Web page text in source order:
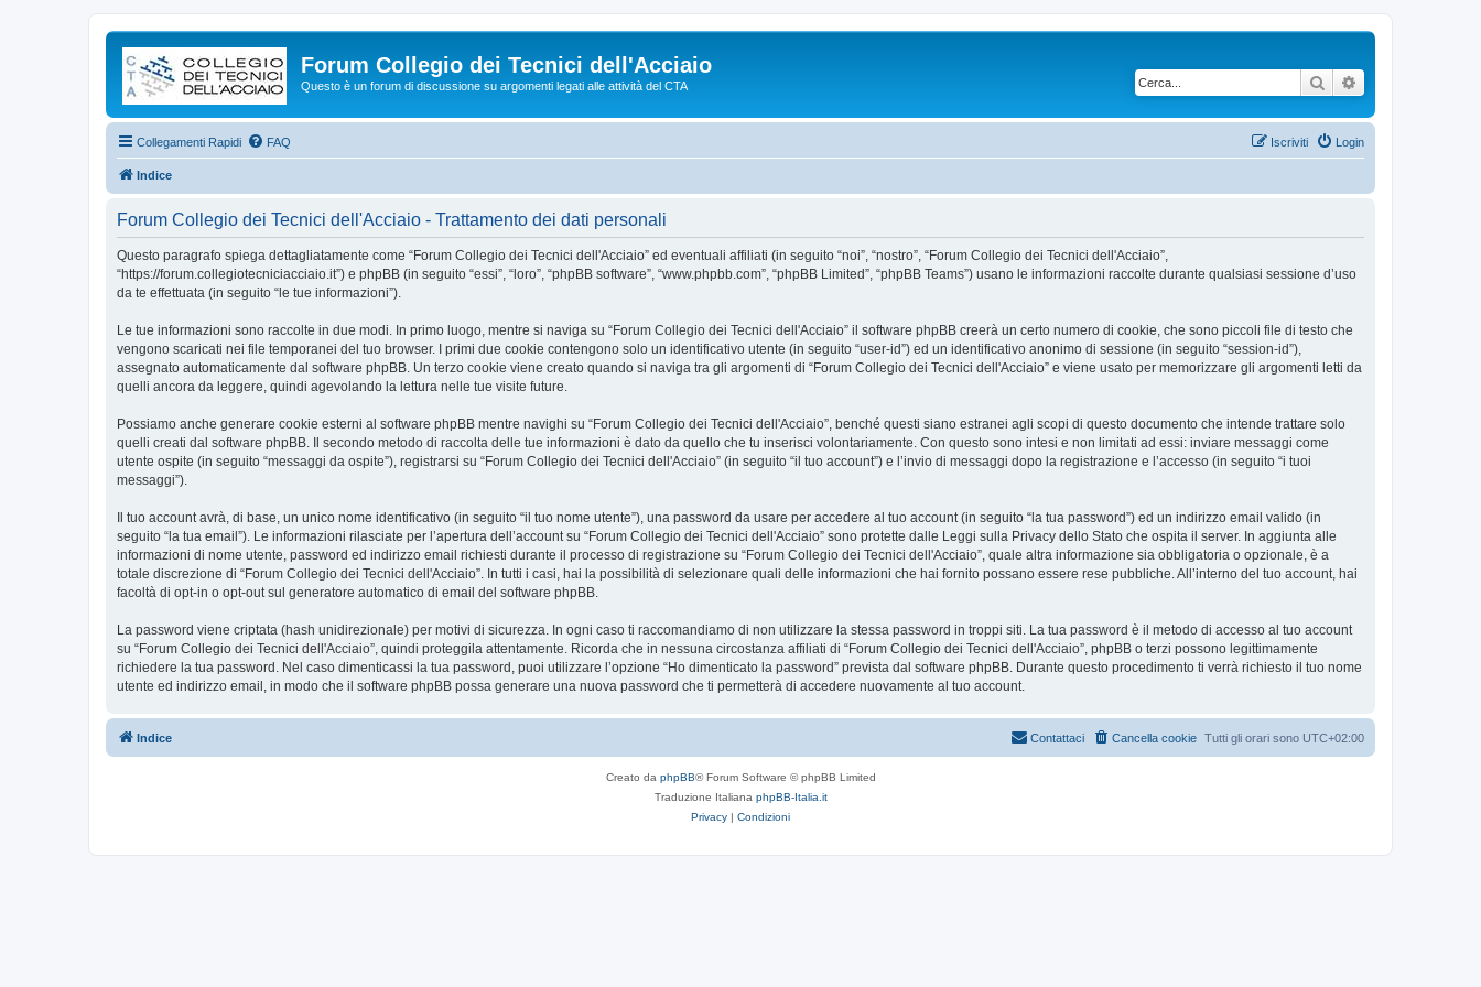
Forum Collegio dei Tecnici dell'Acciaio
Questo è un forum di discussione su argomenti legati alle attività del CTA Cerca
Collegamenti Rapidi FAQ Login
Iscriviti
Indice
Forum Collegio dei Tecnici dell'Acciaio - Trattamento dei dati personali
Questo paragrafo spiega dettagliatamente come “Forum Collegio dei Tecnici dell'Acciaio” ed eventuali affiliati (in seguito “noi”, “nostro”, “Forum Collegio dei Tecnici dell'Acciaio”,
“https://forum.collegiotecniciacciaio.it”) e phpBB (in seguito “essi”, “loro”, “phpBB software”, “www.phpbb.com”, “phpBB Limited”, “phpBB Teams”) usano le informazioni raccolte durante qualsiasi sessione d’uso
da te effettuata (in seguito “le tue informazioni”).
Le tue informazioni sono raccolte in due modi. In primo luogo, mentre si naviga su “Forum Collegio dei Tecnici dell'Acciaio” il software phpBB creerà un certo numero di cookie, che sono piccoli file di testo che
vengono scaricati nei file temporanei del tuo browser. I primi due cookie contengono solo un identificativo utente (in seguito “user-id”) ed un identificativo anonimo di sessione (in seguito “session-id”),
assegnato automaticamente dal software phpBB. Un terzo cookie viene creato quando si naviga tra gli argomenti di “Forum Collegio dei Tecnici dell'Acciaio” e viene usato per memorizzare gli argomenti letti da
quelli ancora da leggere, quindi agevolando la lettura nelle tue visite future.
Possiamo anche generare cookie esterni al software phpBB mentre navighi su “Forum Collegio dei Tecnici dell'Acciaio”, benché questi siano estranei agli scopi di questo documento che intende trattare solo
quelli creati dal software phpBB. Il secondo metodo di raccolta delle tue informazioni è dato da quello che tu inserisci volontariamente. Con questo sono intesi e non limitati ad essi: inviare messaggi come
utente ospite (in seguito “messaggi da ospite”), registrarsi su “Forum Collegio dei Tecnici dell'Acciaio” (in seguito “il tuo account”) e l’invio di messaggi dopo la registrazione e l’accesso (in seguito “i tuoi
messaggi”).
Il tuo account avrà, di base, un unico nome identificativo (in seguito “il tuo nome utente”), una password da usare per accedere al tuo account (in seguito “la tua password”) ed un indirizzo email valido (in
seguito “la tua email”). Le informazioni rilasciate per l’apertura dell’account su “Forum Collegio dei Tecnici dell'Acciaio” sono protette dalle Leggi sulla Privacy dello Stato che ospita il server. In aggiunta alle
informazioni di nome utente, password ed indirizzo email richiesti durante il processo di registrazione su “Forum Collegio dei Tecnici dell'Acciaio”, quale altra informazione sia obbligatoria o opzionale, è a
totale discrezione di “Forum Collegio dei Tecnici dell'Acciaio”. In tutti i casi, hai la possibilità di selezionare quali delle informazioni che hai fornito possano essere rese pubbliche. All’interno del tuo account, hai
facoltà di opt-in o opt-out sul generatore automatico di email del software phpBB.
La password viene criptata (hash unidirezionale) per motivi di sicurezza. In ogni caso ti raccomandiamo di non utilizzare la stessa password in troppi siti. La tua password è il metodo di accesso al tuo account
su “Forum Collegio dei Tecnici dell'Acciaio”, quindi proteggila attentamente. Ricorda che in nessuna circostanza affiliati di “Forum Collegio dei Tecnici dell'Acciaio”, phpBB o terzi possono legittimamente
richiedere la tua password. Nel caso dimenticassi la tua password, puoi utilizzare l’opzione “Ho dimenticato la password” prevista dal software phpBB. Durante questo procedimento ti verrà richiesto il tuo nome
utente ed indirizzo email, in modo che il software phpBB possa generare una nuova password che ti permetterà di accedere nuovamente al tuo account.
Indice Tutti gli orari sono UTC+02:00
Cancella cookie
Contattaci
Creato da phpBB® Forum Software © phpBB Limited
Traduzione Italiana phpBB-Italia.it
Privacy | Condizioni